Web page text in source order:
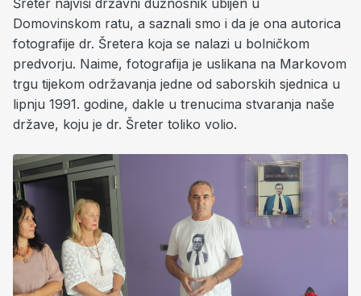
Šreter najviši državni dužnosnik ubijen u
Domovinskom ratu, a saznali smo i da je ona autorica
fotografije dr. Šretera koja se nalazi u bolničkom
predvorju. Naime, fotografija je uslikana na Markovom
trgu tijekom održavanja jedne od saborskih sjednica u
lipnju 1991. godine, dakle u trenucima stvaranja naše
države, koju je dr. Šreter toliko volio.